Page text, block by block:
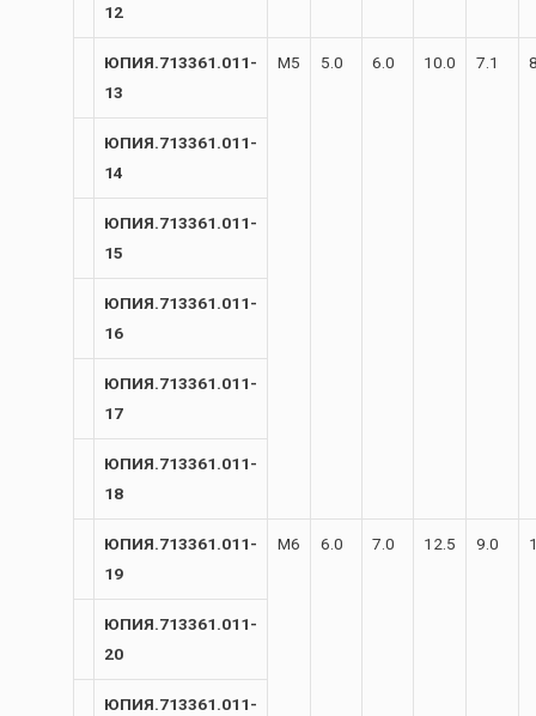
12
ЮПИЯ.713361.011-
13
М5 5.0 6.0 10.0 7.1
ЮПИЯ.713361.011-
14
ЮПИЯ.713361.011-
15
ЮПИЯ.713361.011-
16
ЮПИЯ.713361.011-
17
ЮПИЯ.713361.011-
18
ЮПИЯ.713361.011-
19
М6 6.0 7.0 12.5 9.0
ЮПИЯ.713361.011-
20
ЮПИЯ.713361.011-